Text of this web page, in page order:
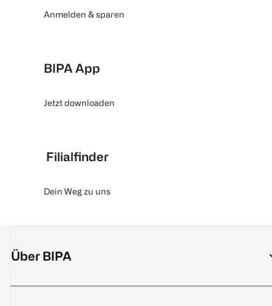
Anmelden & sparen
BIPA App
Jetzt downloaden
Filialfinder
Dein Weg zu uns
Über BIPA